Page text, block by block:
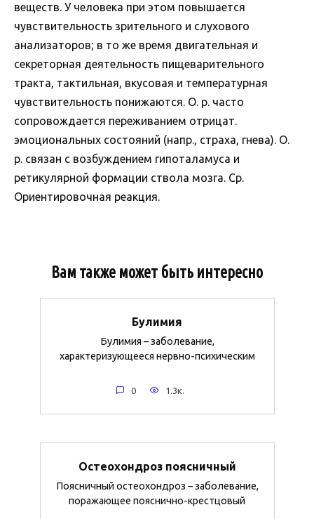
веществ. У человека при этом повышается
чувствительность зрительного и слухового
анализаторов; в то же время двигательная и
секреторная деятельность пищеварительного
тракта, тактильная, вкусовая и температурная
чувствительность понижаются. О. р. часто
сопровождается переживанием отрицат.
эмоциональных состояний (напр., страха, гнева). О.
р. связан с возбуждением гипоталамуса и
ретикулярной формации ствола мозга. Ср.
Ориентировочная реакция.
Вам также может быть интересно
Булимия
Булимия – заболевание,
характеризующееся нервно-психическим
0 1.3к.
Остеохондроз поясничный
Поясничный остеохондроз – заболевание,
поражающее пояснично-крестцовый